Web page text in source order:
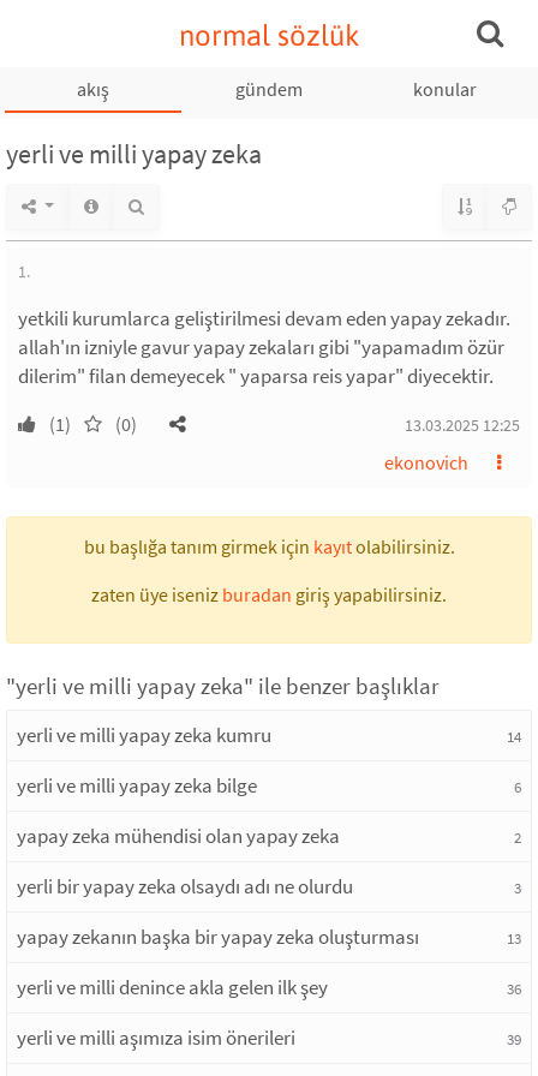
normal sözlük
akış gündem konular
yerli ve milli yapay zeka
1.
yetkili kurumlarca geliştirilmesi devam eden yapay zekadır.
allah'ın izniyle gavur yapay zekaları gibi "yapamadım özür
dilerim" filan demeyecek " yaparsa reis yapar" diyecektir.
(1) (0) 13.03.2025 12:25
ekonovich
bu başlığa tanım girmek için kayıtolabilirsiniz.
zaten üye iseniz buradan giriş yapabilirsiniz.
"yerli ve milli yapay zeka" ile benzer başlıklar
yerli ve milli yapay zeka kumru 14
yerli ve milli yapay zeka bilge 6
yapay zeka mühendisi olan yapay zeka 2
yerli bir yapay zeka olsaydı adı ne olurdu 3
yapay zekanın başka bir yapay zeka oluşturması 13
yerli ve milli denince akla gelen ilk şey 36
yerli ve milli aşımıza isim önerileri 39